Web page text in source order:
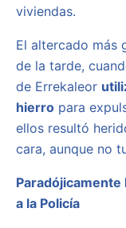
viviendas.
El altercado más
de la tarde,
de Errekaleor
hierro para
ellos resultó
cara, aunque no
a la Policía